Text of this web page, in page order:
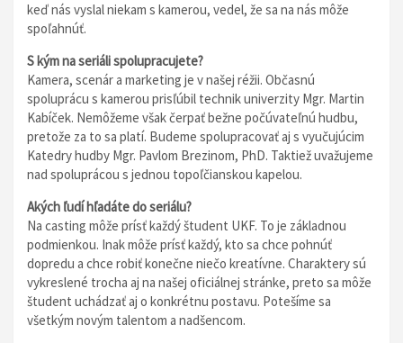
keď nás vyslal niekam s kamerou, vedel, že sa na nás môže
spoľahnúť.
S kým na seriáli spolupracujete?
Kamera, scenár a marketing je v našej réžii. Občasnú
spoluprácu s kamerou prisľúbil technik univerzity Mgr. Martin
Kabíček. Nemôžeme však čerpať bežne počúvateľnú hudbu,
pretože za to sa platí. Budeme spolupracovať aj s vyučujúcim
Katedry hudby Mgr. Pavlom Brezinom, PhD. Taktiež uvažujeme
nad spoluprácou s jednou topoľčianskou kapelou.
Akých ľudí hľadáte do seriálu?
Na casting môže prísť každý študent UKF. To je základnou
podmienkou. Inak môže prísť každý, kto sa chce pohnúť
dopredu a chce robiť konečne niečo kreatívne. Charaktery sú
vykreslené trocha aj na našej oficiálnej stránke, preto sa môže
študent uchádzať aj o konkrétnu postavu. Potešíme sa
všetkým novým talentom a nadšencom.